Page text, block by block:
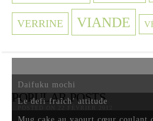
VERRINE VIANDE
POPULAR POSTS
Daifuku mochi
Le defi fraîch’ attitude